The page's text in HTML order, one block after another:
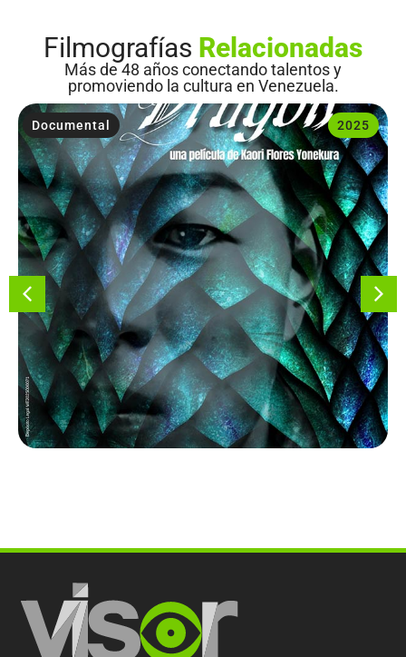
Filmografías Relacionadas
Más de 48 años conectando talentos y
promoviendo la cultura en Venezuela.
2025
Documental